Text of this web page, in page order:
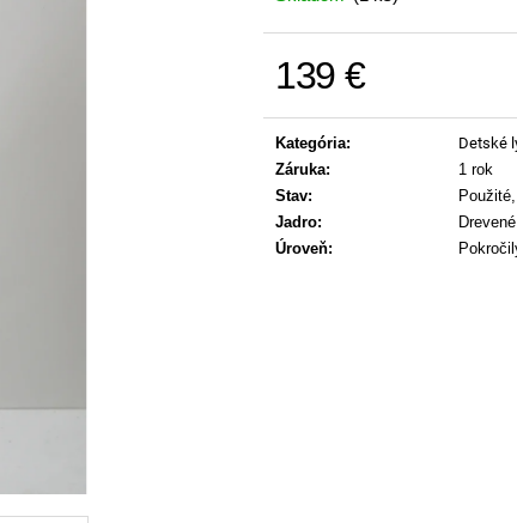
139 €
Kategória:
Detské
Záruka:
1 rok
Stav:
Jadro:
Úroveň: